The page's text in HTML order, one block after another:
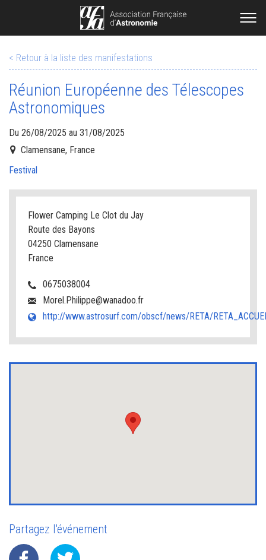
< Retour à la liste des manifestations
Réunion Européenne des Télescopes
Astronomiques
Du 26/08/2025 au 31/08/2025
Clamensane, France
Festival
Flower Camping Le Clot du Jay
Route des Bayons
04250 Clamensane
France
0675038004
Morel.Philippe@wanadoo.fr
http://www.astrosurf.com/obscf/news/RETA/
Partagez l'événement